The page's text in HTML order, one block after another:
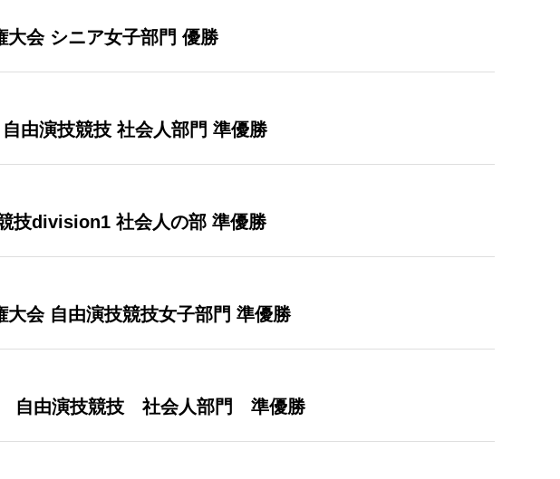
会 シニア女子部門 優勝
由演技競技 社会人部門 準優勝
技division1 社会人の部 準優勝
会 自由演技競技女子部門 準優勝
自由演技競技 社会人部門 準優勝